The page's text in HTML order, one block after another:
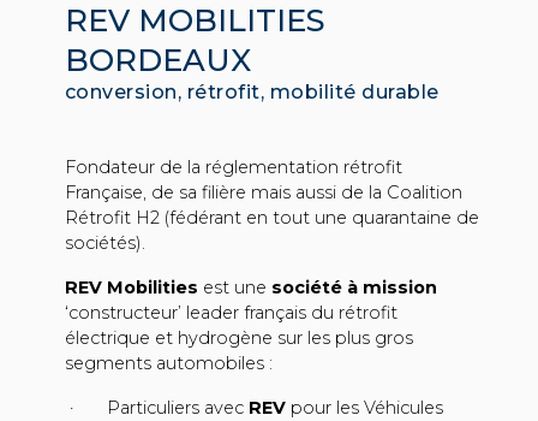
REV MOBILITIES
BORDEAUX
conversion, rétrofit, mobilité durable
Fondateur de la réglementation rétrofit
Française, de sa filière mais aussi de la Coalition
Rétrofit H2 (fédérant en tout une quarantaine de
sociétés).
REV Mobilities est une société à mission
‘constructeur’ leader français du rétrofit
électrique et hydrogène sur les plus gros
segments automobiles :
· Particuliers avec REVpour les Véhicules